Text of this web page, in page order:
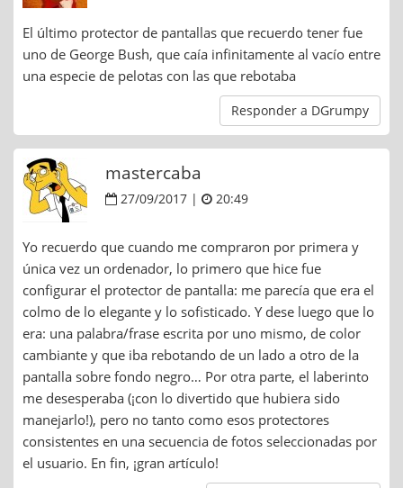
El último protector de pantallas que recuerdo tener fue
uno de George Bush, que caía infinitamente al vacío entre
una especie de pelotas con las que rebotaba
Responder a DGrumpy
mastercaba
27/09/2017 | 20:49
Yo recuerdo que cuando me compraron por primera y
única vez un ordenador, lo primero que hice fue
configurar el protector de pantalla: me parecía que era el
colmo de lo elegante y lo sofisticado. Y dese luego que lo
era: una palabra/frase escrita por uno mismo, de color
cambiante y que iba rebotando de un lado a otro de la
pantalla sobre fondo negro… Por otra parte, el laberinto
me desesperaba (¡con lo divertido que hubiera sido
manejarlo!), pero no tanto como esos protectores
consistentes en una secuencia de fotos seleccionadas por
el usuario. En fin, ¡gran artículo!